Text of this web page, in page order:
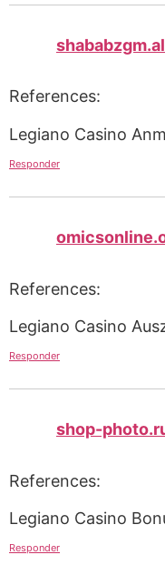
References:
Legiano Casino
Responder
References:
Legiano Casino
Responder
shop-
References:
Legiano Casino
Responder